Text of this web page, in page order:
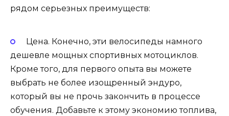
рядом серьезных преимуществ:
Цена. Конечно, эти велосипеды намного
дешевле мощных спортивных мотоциклов.
Кроме того, для первого опыта вы можете
выбрать не более изощренный эндуро,
который вы не прочь закончить в процессе
обучения. Добавьте к этому экономию топлива,